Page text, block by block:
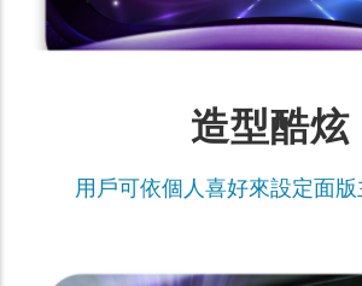
造型酷炫
用戶可依個人喜好來設定面